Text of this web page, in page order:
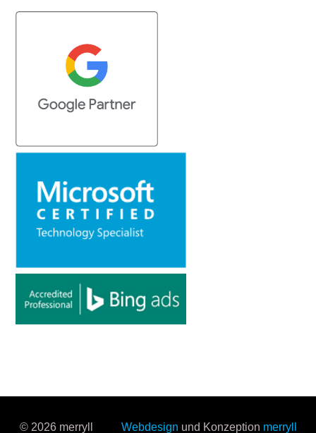
© 2026 merryll Webdesign und Konzeption merryll